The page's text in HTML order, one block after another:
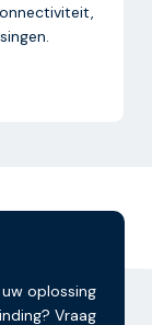
oplossing
Vraag